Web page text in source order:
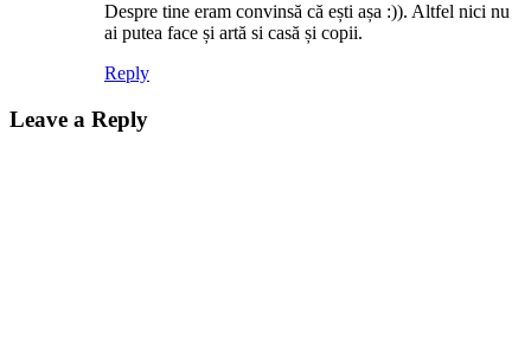
Despre tine eram convinsă că ești așa :)). Altfel nici nu
ai putea face și artă si casă și copii.
Reply
Leave a Reply